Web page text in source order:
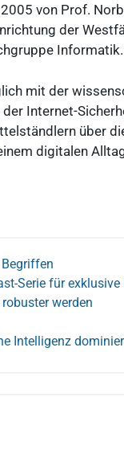
von Prof.
der
Informatik.
mit der
Internet-
über
digitalen
Serie für
werden
Intelligenz